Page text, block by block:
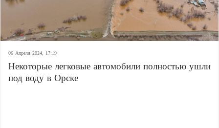
06 Апреля 2024, 17:19
Некоторые легковые автомобили полностью ушли
под воду в Орске